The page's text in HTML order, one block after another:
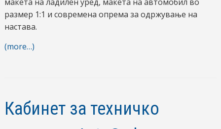
размер 1:1 и современа опрема за одржување на
настава.
(more…)
Кабинет за техничко